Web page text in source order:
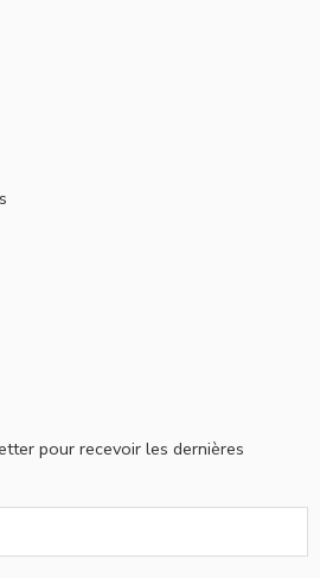
pour recevoir les dernières